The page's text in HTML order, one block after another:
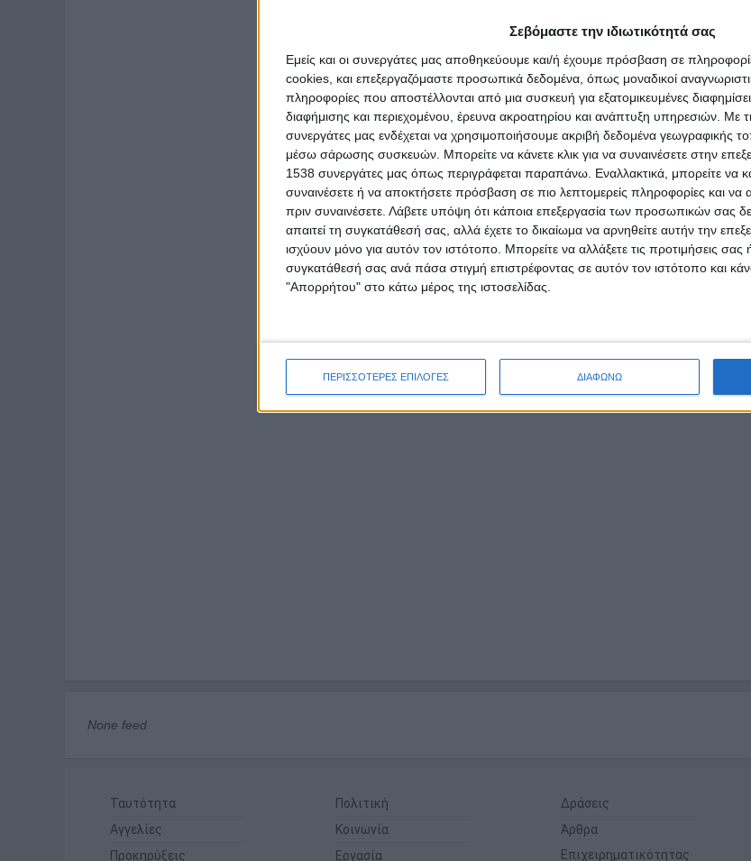
Σεβόμαστε την ιδιωτικότητά σας
Εμείς και οι συνεργάτες μας αποθηκεύουμε και/ή έχουμε πρόσβαση σε
cookies, και επεξεργαζόμαστε προσωπικά δεδομένα, όπως μοναδικοί
πληροφορίες που αποστέλλονται από μια συσκευή για εξατομικευμένες
διαφήμισης και περιεχομένου, έρευνα ακροατηρίου και ανάπτυξη υπηρεσιών. Με
συνεργάτες μας ενδέχεται να χρησιμοποιήσουμε ακριβή δεδομένα γεωγραφικής
μέσω σάρωσης συσκευών. Μπορείτε να κάνετε κλικ για να συναινέσετε στην
1538 συνεργάτες μας όπως περιγράφεται παραπάνω. Εναλλακτικά, μπορείτε να
συναινέσετε ή να αποκτήσετε πρόσβαση σε πιο λεπτομερείς πληροφορίες και να
πριν συναινέσετε. Λάβετε υπόψη ότι κάποια επεξεργασία των προσωπικών σας
απαιτεί τη συγκατάθεσή σας, αλλά έχετε το δικαίωμα να αρνηθείτε αυτήν την
ισχύουν μόνο για αυτόν τον ιστότοπο. Μπορείτε να αλλάξετε τις προτιμήσεις σας
συγκατάθεσή σας ανά πάσα στιγμή επιστρέφοντας σε αυτόν τον ιστότοπο και
"Απορρήτου" στο κάτω μέρος της ιστοσελίδας.
ΠΕΡΙΣΣΟΤΕΡΕΣ ΕΠΙΛΟΓΕΣ ΔΙΑΦΩΝΩ
None feed
Ταυτότητα
Αγγελίες
Προκηρύξεις
Πολιτική
Κοινωνία
Εργασία
Δράσεις
Άρθρα
Επιχειρηματικότητας